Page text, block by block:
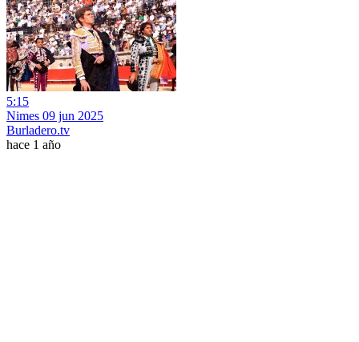
5:15
Nimes 09 jun 2025
Burladero.tv
hace 1 año